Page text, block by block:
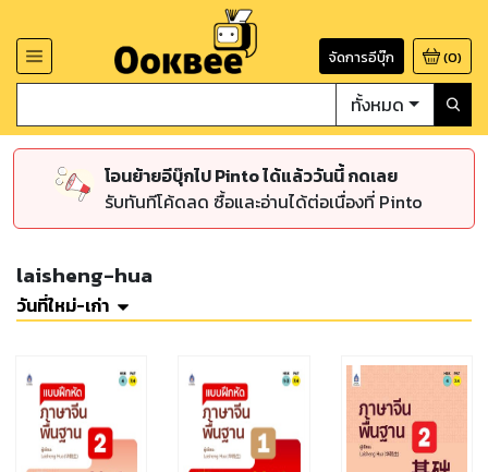
จัดการอีบุ๊ก (0)
ทั้งหมด
โอนย้ายอีบุ๊กไป Pinto ได้แล้ววันนี้ กดเลย
รับทันทีโค้ดลด ซื้อและอ่านได้ต่อเนื่องที่ Pinto
laisheng-hua
วันที่ใหม่-เก่า